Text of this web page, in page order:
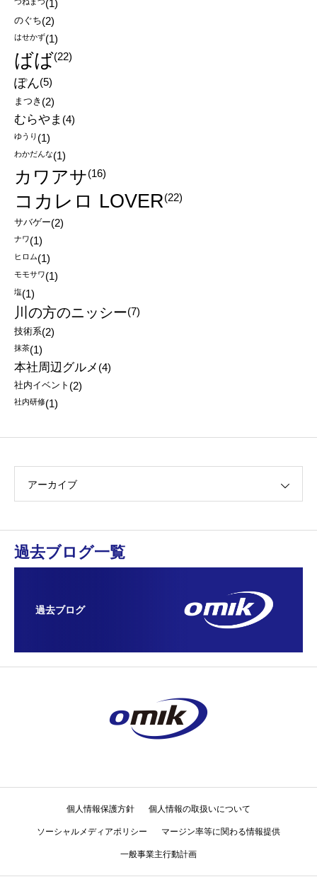
(1)
のぐち(2)
はせかず(1)
ばば(22)
ぽん(5)
まつき (2)
むらやま (4)
ゆうり (1)
わかだんな(1)
カワアサ(16)
コカレロ LOVER(22)
サバゲー(2)
ナワ(1)
ヒロム(1)
モモサワ(1)
塩(1)
川の方のニッシー(7)
技術系(2)
抹茶(1)
本社周辺グルメ (4)
社内イベント (2)
社内研修(1)
アーカイブ
過去ブログ一覧
過去ブログ
個人情報保護方針 個人情報の取扱いについて
ソーシャルメディアポリシー マージン率等に関わる情報提供
一般事業主行動計画